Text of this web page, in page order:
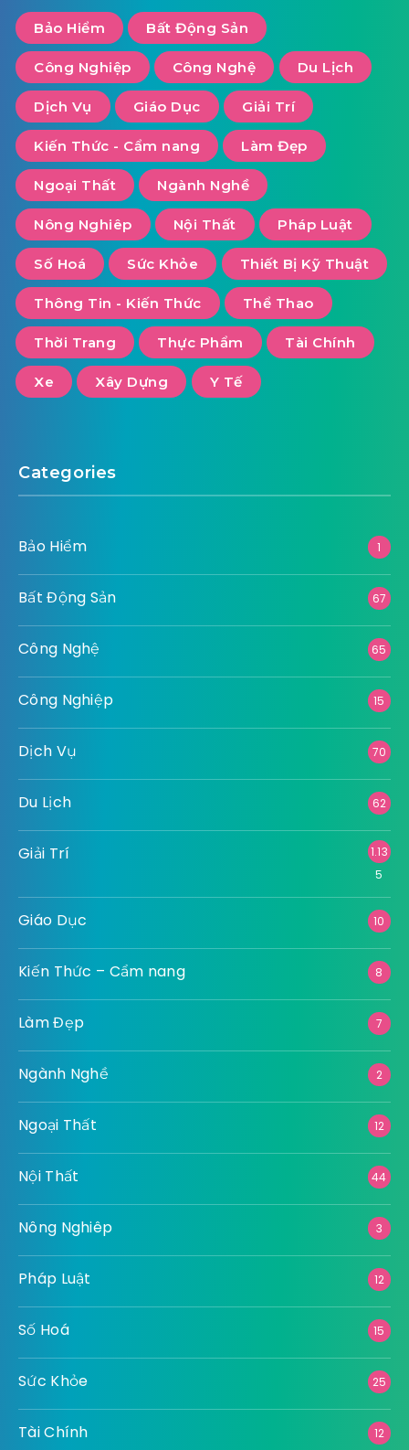
Bảo Hiểm Bất Động Sản
Công Nghiệp Công Nghệ Du Lịch
Dịch Vụ Giáo Dục Giải Trí
Kiến Thức - Cẩm nang Làm Đẹp
Ngoại Thất Ngành Nghề
Nông Nghiêp Nội Thất Pháp Luật
Số Hoá Sức Khỏe Thiết Bị Kỹ Thuật
Thông Tin - Kiến Thức Thể Thao
Thời Trang Thực Phẩm Tài Chính
Xe Xây Dựng Y Tế
Categories
Bảo Hiểm 1
Bất Động Sản 67
Công Nghệ 65
Công Nghiệp 15
Dịch Vụ 70
Du Lịch 62
Giải Trí
1.13
5
Giáo Dục 10
Kiến Thức – Cẩm nang 8
Làm Đẹp 7
Ngành Nghề 2
Ngoại Thất 12
Nội Thất 44
Nông Nghiêp 3
Pháp Luật 12
Số Hoá 15
Sức Khỏe 25
Tài Chính 12